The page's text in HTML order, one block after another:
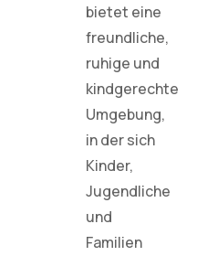
bietet eine
freundliche,
ruhige und
kindgerechte
Umgebung,
in der sich
Kinder,
Jugendliche
und
Familien